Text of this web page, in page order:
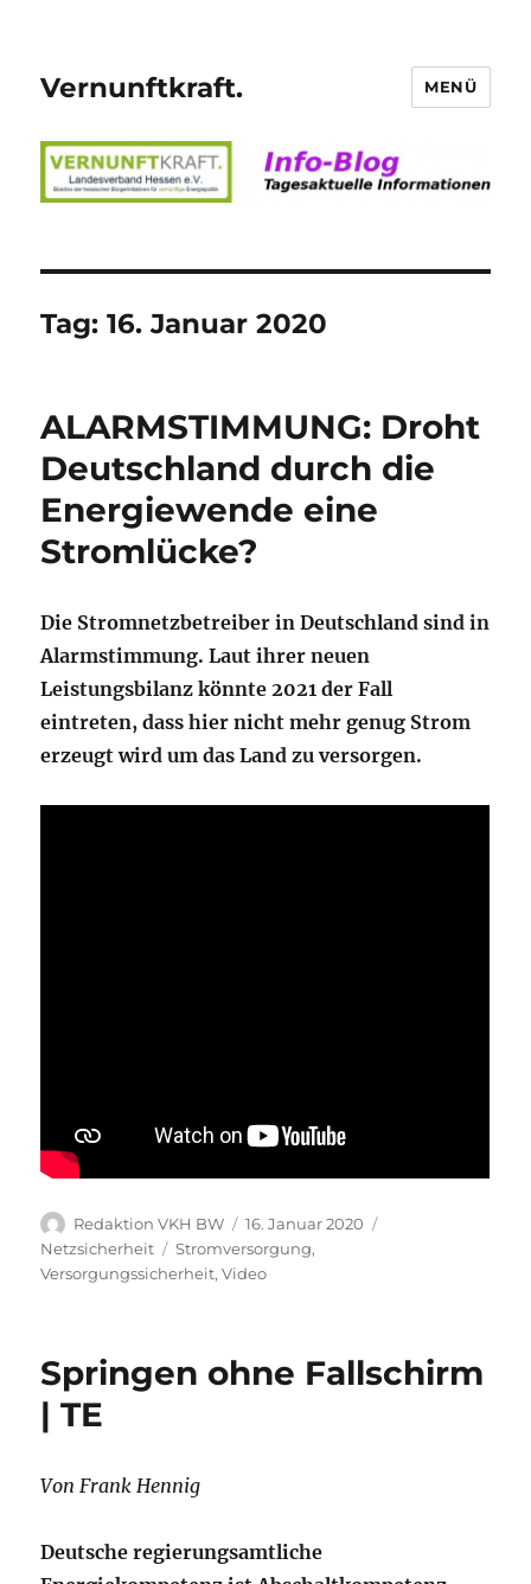
Vernunftkraft. MENÜ
Tag:16. Januar 2020
ALARMSTIMMUNG: Droht
Deutschland durch die
Energiewende eine
Stromlücke?
Die Stromnetzbetreiber in Deutschland sind in
Alarmstimmung. Laut ihrer neuen
Leistungsbilanz könnte 2021 der Fall
eintreten, dass hier nicht mehr genug Strom
erzeugt wird um das Land zu versorgen.
Autor
Redaktion VKH BW
Veröffentlicht
am
16. Januar 2020
Netzsicherheit
Schlagwörter
Stromversorgung,
Versorgungssicherheit,Video
Springen ohne Fallschirm
| TE
Von Frank Hennig
Deutsche regierungsamtliche